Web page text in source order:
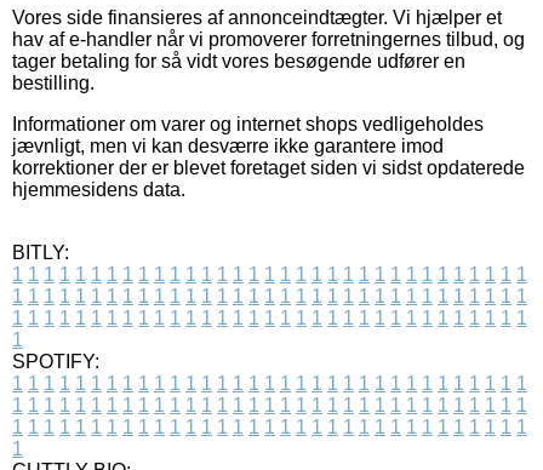
Vores side finansieres af annonceindtægter. Vi hjælper et
hav af e-handler når vi promoverer forretningernes tilbud, og
tager betaling for så vidt vores besøgende udfører en
bestilling.
Informationer om varer og internet shops vedligeholdes
jævnligt, men vi kan desværre ikke garantere imod
korrektioner der er blevet foretaget siden vi sidst opdaterede
hjemmesidens data.
BITLY:
1 1 1 1 1 1 1 1 1 1 1 1 1 1 1 1 1 1 1 1 1 1 1 1 1 1 1 1 1 1 1 1 1
1 1 1 1 1 1 1 1 1 1 1 1 1 1 1 1 1 1 1 1 1 1 1 1 1 1 1 1 1 1 1 1 1
1 1 1 1 1 1 1 1 1 1 1 1 1 1 1 1 1 1 1 1 1 1 1 1 1 1 1 1 1 1 1 1 1
1
SPOTIFY:
1 1 1 1 1 1 1 1 1 1 1 1 1 1 1 1 1 1 1 1 1 1 1 1 1 1 1 1 1 1 1 1 1
1 1 1 1 1 1 1 1 1 1 1 1 1 1 1 1 1 1 1 1 1 1 1 1 1 1 1 1 1 1 1 1 1
1 1 1 1 1 1 1 1 1 1 1 1 1 1 1 1 1 1 1 1 1 1 1 1 1 1 1 1 1 1 1 1 1
1